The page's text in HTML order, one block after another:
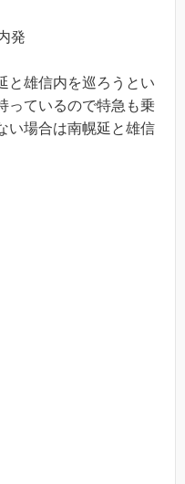
発
と雄信内を巡ろうとい
っているので特急も乗
い場合は南幌延と雄信